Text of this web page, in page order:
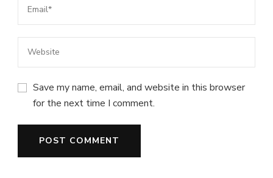
Save my name, email, and website in this browser
for the next time I comment.